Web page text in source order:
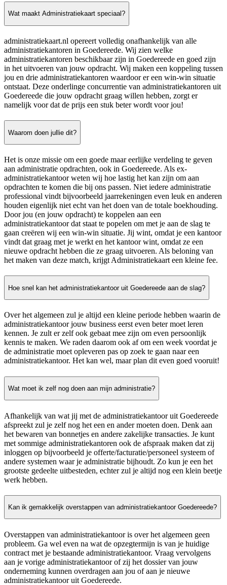
Wat maakt Administratiekaart speciaal?
administratiekaart.nl opereert volledig onafhankelijk van alle
administratiekantoren in Goedereede. Wij zien welke
administratiekantoren beschikbaar zijn in Goedereede en goed zijn
in het uitvoeren van jouw opdracht. Wij maken een koppeling tussen
jou en drie administratiekantoren waardoor er een win-win situatie
ontstaat. Deze onderlinge concurrentie van administratiekantoren uit
Goedereede die jouw opdracht graag willen hebben, zorgt er
namelijk voor dat de prijs een stuk beter wordt voor jou!
Waarom doen jullie dit?
Het is onze missie om een goede maar eerlijke verdeling te geven
aan administratie opdrachten, ook in Goedereede. Als ex-
administratiekantoor weten wij hoe lastig het kan zijn om aan
opdrachten te komen die bij ons passen. Niet iedere administratie
professional vindt bijvoorbeeld jaarrekeningen even leuk en anderen
houden eigenlijk niet echt van het doen van de totale boekhouding.
Door jou (en jouw opdracht) te koppelen aan een
administratiekantoor dat staat te popelen om met je aan de slag te
gaan creëren wij een win-win situatie. Jij wint, omdat je een kantoor
vindt dat graag met je werkt en het kantoor wint, omdat ze een
nieuwe opdracht hebben die ze graag uitvoeren. Als beloning van
het maken van deze match, krijgt Administratiekaart een kleine fee.
Hoe snel kan het administratiekantoor uit Goedereede aan de slag?
Over het algemeen zul je altijd een kleine periode hebben waarin de
administratiekantoor jouw business eerst even beter moet leren
kennen. Je zult er zelf ook gebaat mee zijn om even persoonlijk
kennis te maken. We raden daarom ook af om een week voordat je
de administratie moet opleveren pas op zoek te gaan naar een
administratiekantoor. Het kan wel, maar plan dit even goed vooruit!
Wat moet ik zelf nog doen aan mijn administratie?
Afhankelijk van wat jij met de administratiekantoor uit Goedereede
afspreekt zul je zelf nog het een en ander moeten doen. Denk aan
het bewaren van bonnetjes en andere zakelijke transacties. Je kunt
met sommige administratiekantoren ook de afspraak maken dat zij
inloggen op bijvoorbeeld je offerte/facturatie/personeel systeem of
andere systemen waar je administratie bijhoudt. Zo kun je een het
grootste gedeelte uitbesteden, echter zul je altijd nog een klein beetje
werk hebben.
Kan ik gemakkelijk overstappen van administratiekantoor Goedereede?
Overstappen van administratiekantoor is over het algemeen geen
probleem. Ga wel even na wat de opzegtermijn is van je huidige
contract met je bestaande administratiekantoor. Vraag vervolgens
aan je vorige administratiekantoor of zij het dossier van jouw
onderneming kunnen overdragen aan jou of aan je nieuwe
administratiekantoor uit Goedereede.